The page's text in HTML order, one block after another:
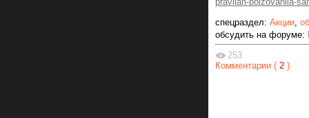
спецраздел: Акции
обсудить на форуме:
253
Комментарии ( 2 )